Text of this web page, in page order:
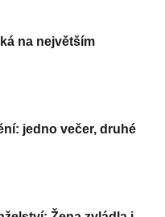
na největším
jedno večer, druhé